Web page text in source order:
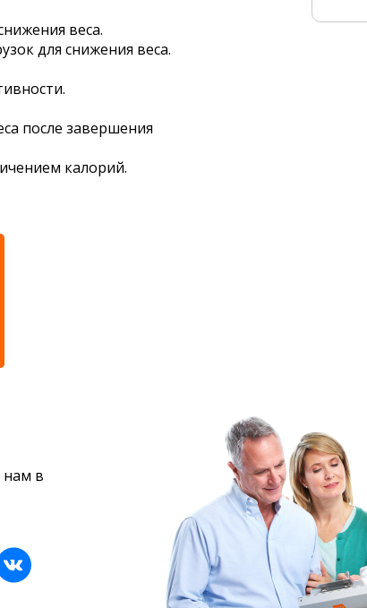
веса.
для снижения веса.
после завершения
калорий.
нам в